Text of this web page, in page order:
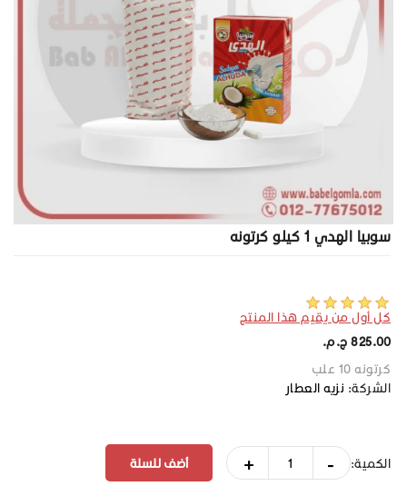
سوبيا الهدي 1 كيلو كرتونه
كل أول من يقيم هذا المنتج
825.00 ج.م.‏
كرتونه 10 علب
الشركة: نزيه العطار
الكمية: -
+